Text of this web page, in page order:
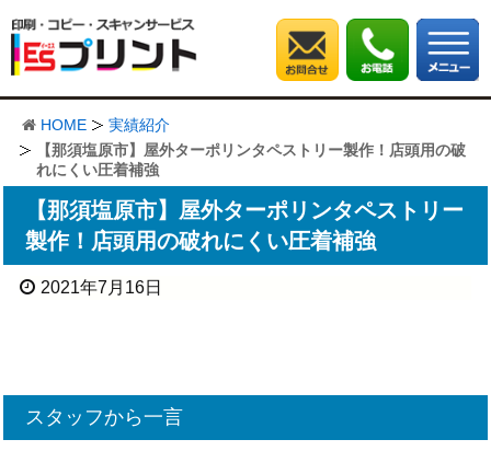
HOME
実績紹介
【那須塩原市】屋外ターポリンタペストリー製作！店頭用の破
れにくい圧着補強
【那須塩原市】屋外ターポリンタペストリー
製作！店頭用の破れにくい圧着補強
2021年7月16日
スタッフから一言